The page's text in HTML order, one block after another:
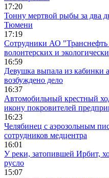
17:20
Тонну мертвой рыбы за два
Тюмени
17:19
Сотрудники АО
волонтерских и
16:59
Девушка выпала из кабинки
возбуждено дело
16:37
Автомобильный крестный
икону покровителей
16:23
Челябинец с аэрозольным
сотрудников медцентра
16:01
У реки, затопившей Ирбит,
русло
15:07